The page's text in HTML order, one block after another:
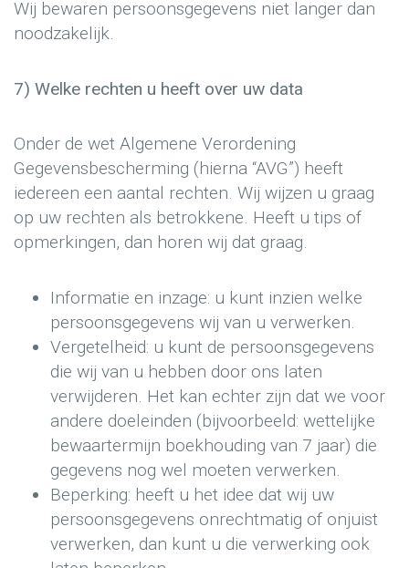
Wij bewaren persoonsgegevens niet langer dan
noodzakelijk.
7) Welke rechten u heeft over uw data
Onder de wet Algemene Verordening
Gegevensbescherming (hierna “AVG”) heeft
iedereen een aantal rechten. Wij wijzen u graag
op uw rechten als betrokkene. Heeft u tips of
opmerkingen, dan horen wij dat graag.
Informatie en inzage: u kunt inzien welke
persoonsgegevens wij van u verwerken.
Vergetelheid: u kunt de persoonsgegevens
die wij van u hebben door ons laten
verwijderen. Het kan echter zijn dat we voor
andere doeleinden (bijvoorbeeld: wettelijke
bewaartermijn boekhouding van 7 jaar) die
gegevens nog wel moeten verwerken.
Beperking: heeft u het idee dat wij uw
persoonsgegevens onrechtmatig of onjuist
verwerken, dan kunt u die verwerking ook